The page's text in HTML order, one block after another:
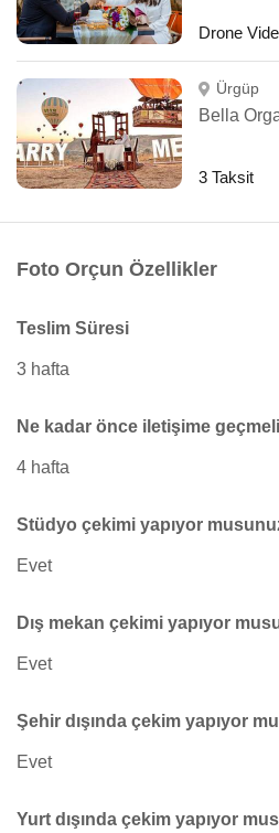
Drone
Ürgüp
Bella
3 Taksit
Foto Orçun Özellikler
Teslim Süresi
3 hafta
Ne kadar önce iletişime
4 hafta
Stüdyo çekimi yapıyor
Evet
Dış mekan çekimi yapıyor
Evet
Şehir dışında çekim yapıyor
Evet
Yurt dışında çekim yapıyor